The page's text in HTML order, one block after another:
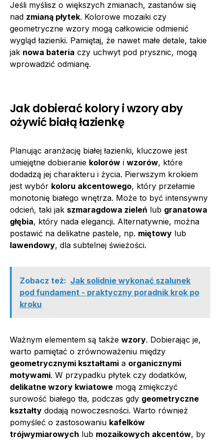
Jeśli myślisz o większych zmianach, zastanów się
nad zmianą płytek. Kolorowe mozaiki czy
geometryczne wzory mogą całkowicie odmienić
wygląd łazienki. Pamiętaj, że nawet małe detale, takie
jak nowa bateria czy uchwyt pod prysznic, mogą
wprowadzić odmianę.
Jak dobierać kolory i wzory aby
ożywić białą łazienkę
Planując aranżację białej łazienki, kluczowe jest
umiejętne dobieranie kolorów i wzorów, które
dodadzą jej charakteru i życia. Pierwszym krokiem
jest wybór koloru akcentowego, który przełamie
monotonię białego wnętrza. Może to być intensywny
odcień, taki jak szmaragdowa zieleń lub granatowa
głębia, który nada elegancji. Alternatywnie, można
postawić na delikatne pastele, np. miętowy lub
lawendowy, dla subtelnej świeżości.
Zobacz też: Jak solidnie wykonać szalunek
pod fundament - praktyczny poradnik krok po
kroku
Ważnym elementem są także wzory. Dobierając je,
warto pamiętać o zrównoważeniu między
geometrycznymi kształtami a organicznymi
motywami. W przypadku płytek czy dodatków,
delikatne wzory kwiatowe mogą zmiękczyć
surowość białego tła, podczas gdy geometryczne
kształty dodają nowoczesności. Warto również
pomyśleć o zastosowaniu kafelków
trójwymiarowych lub mozaikowych akcentów, by